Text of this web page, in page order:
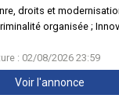
droits et
organisée ;
: 02/08/2026 23:59
Voir l'annonce